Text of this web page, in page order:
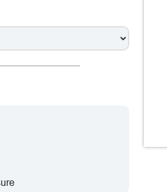
– 12:30, 13:30 – 19:00
samedi: 08:30 – 18:00
dimanche: Fermé